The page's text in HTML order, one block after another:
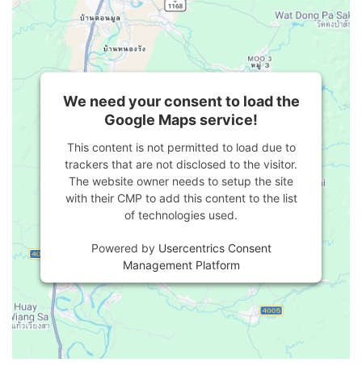
We need your consent to load the
Google Maps service!
This content is not permitted to load due to
trackers that are not disclosed to the visitor.
The website owner needs to setup the site
with their CMP to add this content to the list
of technologies used.
Powered by Usercentrics Consent
Management Platform